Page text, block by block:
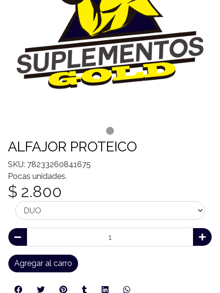
ALFAJOR PROTEICO
SKU: 78233260841675
Pocas unidades.
$ 2.800
Agregar al carro